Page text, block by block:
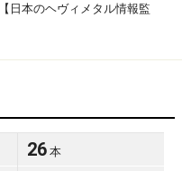
日本のヘヴィメタル情報監
26 本